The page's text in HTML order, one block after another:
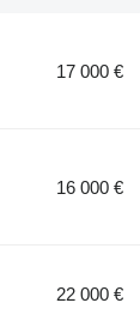
17 000 €
16 000 €
22 000 €